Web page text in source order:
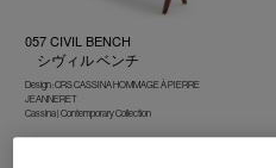
057 CIVIL BENCH
シヴィル ベンチ
Design : CRS CASSINA HOMMAGE À PIERRE
JEANNERET
Cassina | Contemporary Collection